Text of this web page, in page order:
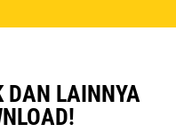
DAN LAINNYA